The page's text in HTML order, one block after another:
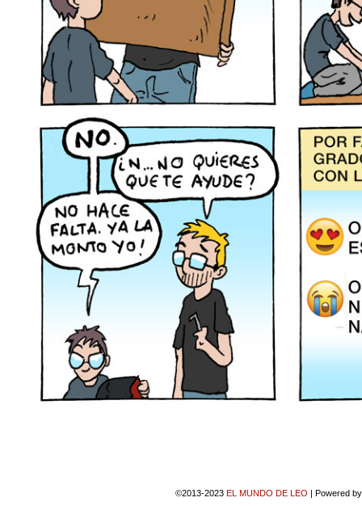
©2013-2023 EL MUNDO DE LEO | Powered